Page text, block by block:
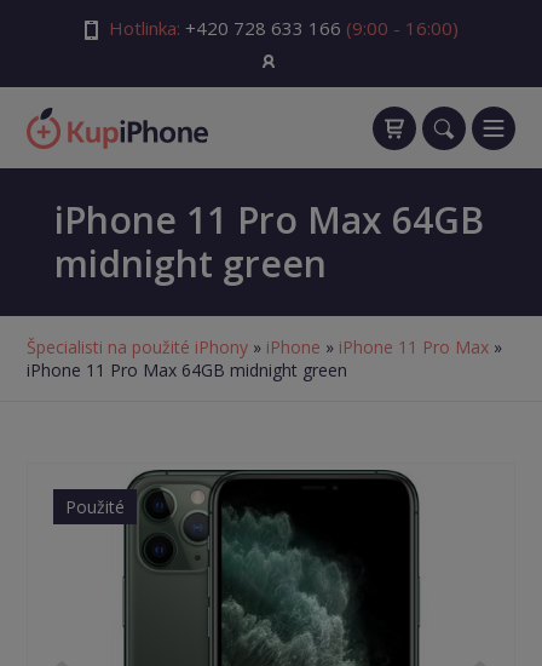
Hotlinka: +420 728 633 166 (9:00 - 16:00)
iPhone 11 Pro Max 64GB
midnight green
Špecialisti na použité iPhony » iPhone » iPhone 11 Pro Max »
iPhone 11 Pro Max 64GB midnight green
Použité